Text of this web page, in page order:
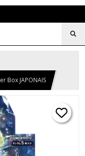
Box JAPONAIS